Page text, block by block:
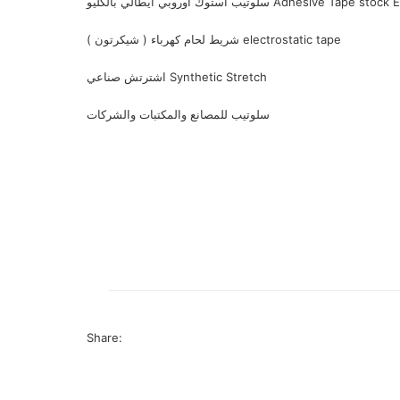
شريط لحام كهرباء ( شيكرتون ) electrostatic tape
اشترتش صناعي Synthetic Stretch
سلوتيب للمصانع والمكتبات والشركات
Share: